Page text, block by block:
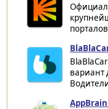
вариант